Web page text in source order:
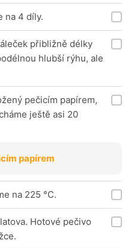
na 4 díly.
přibližně délky
hlubší rýhu, ale
pečicím papírem,
ještě asi 20
papírem
na 225 °C.
Hotové pečivo